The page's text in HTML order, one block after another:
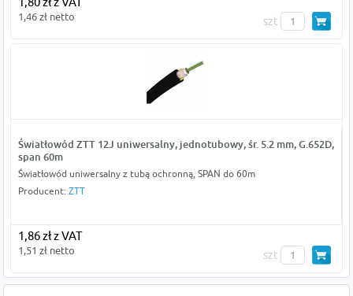
1,46 zł netto szt
Światłowód ZTT 12J uniwersalny, jednotubowy, śr. 5.2 mm, G.652D,
span 60m
Światłowód uniwersalny z tubą ochronną, SPAN do 60m
Producent: ZTT
1,86 zł z VAT
1,51 zł netto szt